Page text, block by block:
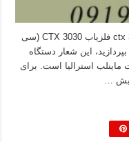
خرید فلزیاب ctx 3030 خرید فلزیاب ctx 3030 فلزیاب CTX 3030 (سی
بپردازید، این شعار دستگاه
سی تی ایکس ۳۰۳۰ ساخت ماینلب استرالیا است. برای